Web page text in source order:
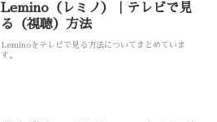
Lemino（レミノ）｜テレビで見
る（視聴）方法
Leminoをテレビで見る方法についてまとめていま
す。